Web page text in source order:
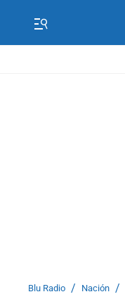
Blu Radio / Nación /